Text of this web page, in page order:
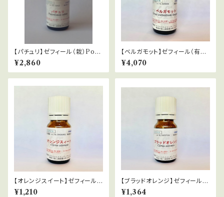
【パチュリ】ゼフィール（栽）Pog
ostemon coblin
¥2,860
【ベルガモット】ゼフィール（有機
栽培）citrus aurantum berga
mia
¥4,070
【オレンジスイート】ゼフィール
（有機栽培）Citrus sinensis
¥1,210
【ブラッドオレンジ】ゼフィール
（栽） Citrus sinensis
¥1,364